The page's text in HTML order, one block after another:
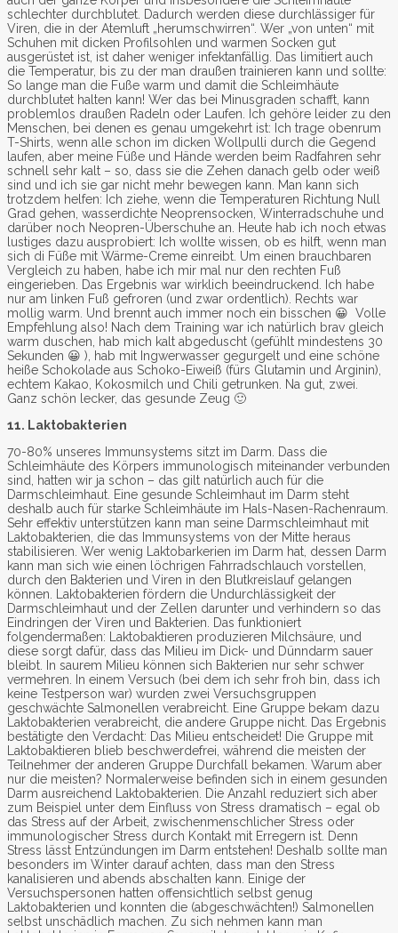
schlechter durchblutet. Dadurch werden diese durchlässiger für
Viren, die in der Atemluft „herumschwirren“. Wer „von unten“ mit
Schuhen mit dicken Profilsohlen und warmen Socken gut
ausgerüstet ist, ist daher weniger infektanfällig. Das limitiert auch
die Temperatur, bis zu der man draußen trainieren kann und sollte:
So lange man die Fuße warm und damit die Schleimhäute
durchblutet halten kann! Wer das bei Minusgraden schafft, kann
problemlos draußen Radeln oder Laufen. Ich gehöre leider zu den
Menschen, bei denen es genau umgekehrt ist: Ich trage obenrum
T-Shirts, wenn alle schon im dicken Wollpulli durch die Gegend
laufen, aber meine Füße und Hände werden beim Radfahren sehr
schnell sehr kalt – so, dass sie die Zehen danach gelb oder weiß
sind und ich sie gar nicht mehr bewegen kann. Man kann sich
trotzdem helfen: Ich ziehe, wenn die Temperaturen Richtung Null
Grad gehen, wasserdichte Neoprensocken, Winterradschuhe und
darüber noch Neopren-Überschuhe an. Heute hab ich noch etwas
lustiges dazu ausprobiert: Ich wollte wissen, ob es hilft, wenn man
sich di Füße mit Wärme-Creme einreibt. Um einen brauchbaren
Vergleich zu haben, habe ich mir mal nur den rechten Fuß
eingerieben. Das Ergebnis war wirklich beeindruckend. Ich habe
nur am linken Fuß gefroren (und zwar ordentlich). Rechts war
mollig warm. Und brennt auch immer noch ein bisschen 😀 Volle
Empfehlung also! Nach dem Training war ich natürlich brav gleich
warm duschen, hab mich kalt abgeduscht (gefühlt mindestens 30
Sekunden 😀 ), hab mit Ingwerwasser gegurgelt und eine schöne
heiße Schokolade aus Schoko-Eiweiß (fürs Glutamin und Arginin),
echtem Kakao, Kokosmilch und Chili getrunken. Na gut, zwei.
Ganz schön lecker, das gesunde Zeug 🙂
11. Laktobakterien
70-80% unseres Immunsystems sitzt im Darm. Dass die
Schleimhäute des Körpers immunologisch miteinander verbunden
sind, hatten wir ja schon – das gilt natürlich auch für die
Darmschleimhaut. Eine gesunde Schleimhaut im Darm steht
deshalb auch für starke Schleimhäute im Hals-Nasen-Rachenraum.
Sehr effektiv unterstützen kann man seine Darmschleimhaut mit
Laktobakterien, die das Immunsystems von der Mitte heraus
stabilisieren. Wer wenig Laktobarkerien im Darm hat, dessen Darm
kann man sich wie einen löchrigen Fahrradschlauch vorstellen,
durch den Bakterien und Viren in den Blutkreislauf gelangen
können. Laktobakterien fördern die Undurchlässigkeit der
Darmschleimhaut und der Zellen darunter und verhindern so das
Eindringen der Viren und Bakterien. Das funktioniert
folgendermaßen: Laktobaktieren produzieren Milchsäure, und
diese sorgt dafür, dass das Milieu im Dick- und Dünndarm sauer
bleibt. In saurem Milieu können sich Bakterien nur sehr schwer
vermehren. In einem Versuch (bei dem ich sehr froh bin, dass ich
keine Testperson war) wurden zwei Versuchsgruppen
geschwächte Salmonellen verabreicht. Eine Gruppe bekam dazu
Laktobakterien verabreicht, die andere Gruppe nicht. Das Ergebnis
bestätigte den Verdacht: Das Milieu entscheidet! Die Gruppe mit
Laktobaktieren blieb beschwerdefrei, während die meisten der
Teilnehmer der anderen Gruppe Durchfall bekamen. Warum aber
nur die meisten? Normalerweise befinden sich in einem gesunden
Darm ausreichend Laktobakterien. Die Anzahl reduziert sich aber
zum Beispiel unter dem Einfluss von Stress dramatisch – egal ob
das Stress auf der Arbeit, zwischenmenschlicher Stress oder
immunologischer Stress durch Kontakt mit Erregern ist. Denn
Stress lässt Entzündungen im Darm entstehen! Deshalb sollte man
besonders im Winter darauf achten, dass man den Stress
kanalisieren und abends abschalten kann. Einige der
Versuchspersonen hatten offensichtlich selbst genug
Laktobakterien und konnten die (abgeschwächten!) Salmonellen
selbst unschädlich machen. Zu sich nehmen kann man